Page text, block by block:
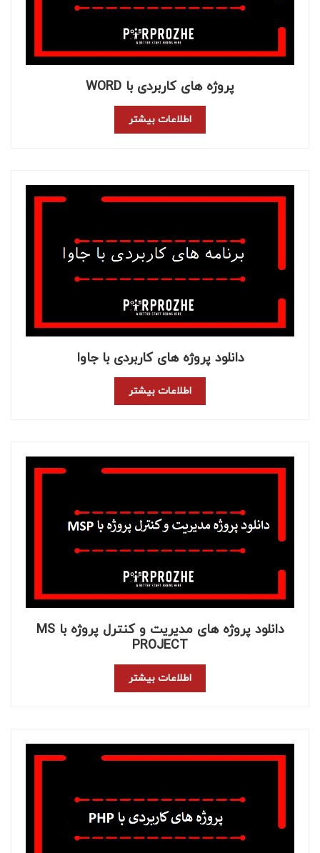
پروژه های کاربردی با WORD
اطلاعات بیشتر
دانلود پروژه های کاربردی با جاوا
اطلاعات بیشتر
دانلود پروژه های مدیریت و کنترل پروژه با MS
PROJECT
اطلاعات بیشتر